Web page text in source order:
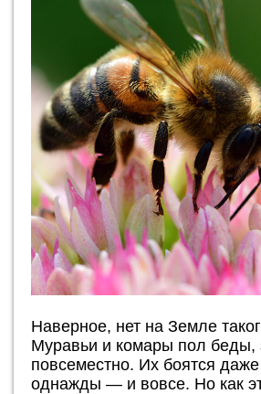
Наверное, нет на Земле
Муравьи и комары пол беды,
повсеместно. Их боятся
однажды — и вовсе. Но как